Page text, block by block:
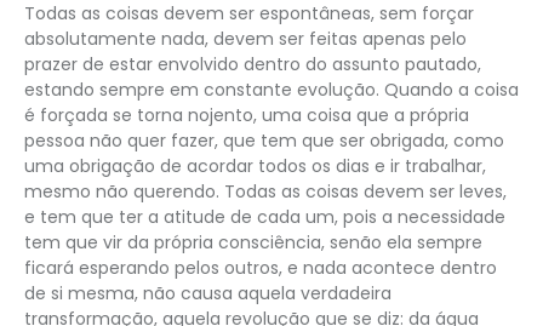
Todas as coisas devem ser espontâneas, sem forçar
absolutamente nada, devem ser feitas apenas pelo
prazer de estar envolvido dentro do assunto pautado,
estando sempre em constante evolução. Quando a coisa
é forçada se torna nojento, uma coisa que a própria
pessoa não quer fazer, que tem que ser obrigada, como
uma obrigação de acordar todos os dias e ir trabalhar,
mesmo não querendo. Todas as coisas devem ser leves,
e tem que ter a atitude de cada um, pois a necessidade
tem que vir da própria consciência, senão ela sempre
ficará esperando pelos outros, e nada acontece dentro
de si mesma, não causa aquela verdadeira
transformação, aquela revolução que se diz: da água